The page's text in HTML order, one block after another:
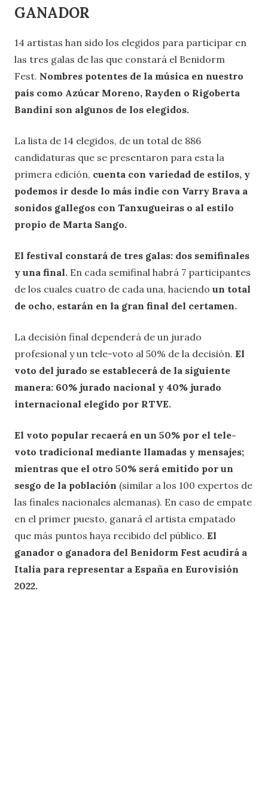
GANADOR
14 artistas han sido los elegidos para participar en
las tres galas de las que constará el Benidorm
Fest. Nombres potentes de la música en nuestro
país como Azúcar Moreno, Rayden o Rigoberta
Bandini son algunos de los elegidos.
La lista de 14 elegidos, de un total de 886
candidaturas que se presentaron para esta la
primera edición, cuenta con variedad de estilos, y
podemos ir desde lo más indie con Varry Brava a
sonidos gallegos con Tanxugueiras o al estilo
propio de Marta Sango.
El festival constará de tres galas: dos semifinales
y una final. En cada semifinal habrá 7 participantes
de los cuales cuatro de cada una, haciendo un total
de ocho, estarán en la gran final del certamen.
La decisión final dependerá de un jurado
profesional y un tele-voto al 50% de la decisión. El
voto del jurado se establecerá de la siguiente
manera: 60% jurado nacional y 40% jurado
internacional elegido por RTVE.
El voto popular recaerá en un 50% por el tele-
voto tradicional mediante llamadas y mensajes;
mientras que el otro 50% será emitido por un
sesgo de la población (similar a los 100 expertos de
las finales nacionales alemanas). En caso de empate
en el primer puesto, ganará el artista empatado
que más puntos haya recibido del público. El
ganador o ganadora del Benidorm Fest acudirá a
Italia para representar a España en Eurovisión
2022.